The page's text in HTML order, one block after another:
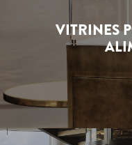
VITRINES